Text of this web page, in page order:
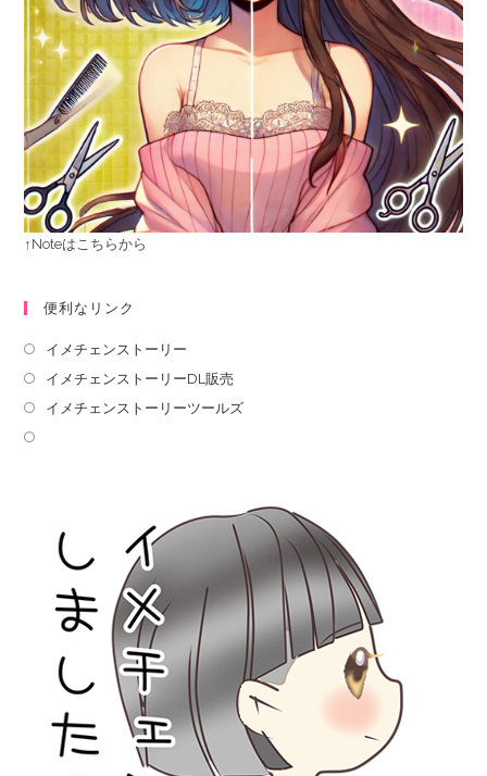
↑Noteはこちらから
便利なリンク
イメチェンストーリー
イメチェンストーリーDL販売
イメチェンストーリーツールズ